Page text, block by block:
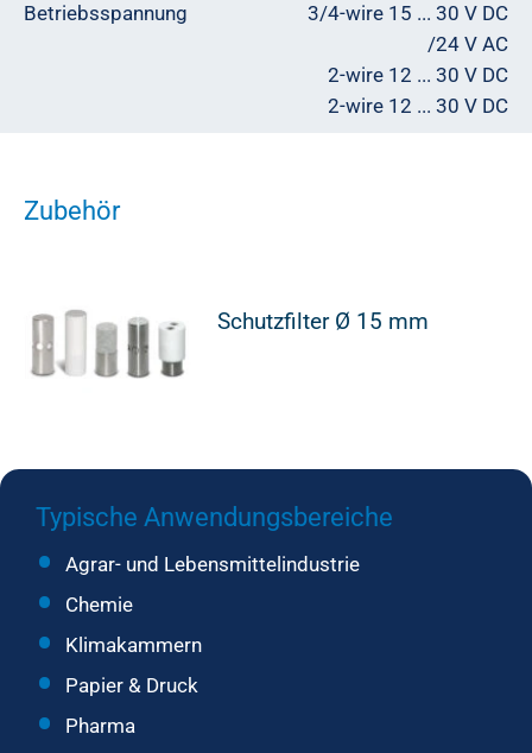
Betriebsspannung
3/4-wire 15 ... 30 V DC
/24 V AC
2-wire 12 ... 30 V DC
2-wire 12 ... 30 V DC
Zubehör
Schutzfilter Ø 15 mm
Typische Anwendungsbereiche
Agrar- und Lebensmittelindustrie
Chemie
Klimakammern
Papier & Druck
Pharma